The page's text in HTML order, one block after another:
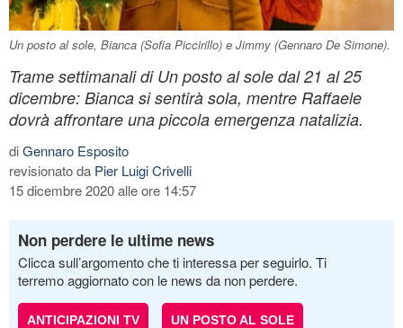
Un posto al sole, Bianca (Sofia Piccirillo) e Jimmy (Gennaro De Simone).
Trame settimanali di Un posto al sole dal 21 al 25
dicembre: Bianca si sentirà sola, mentre Raffaele
dovrà affrontare una piccola emergenza natalizia.
diGennaro Esposito
revisionato da Pier Luigi Crivelli
15 dicembre 2020 alle ore 14:57
Non perdere le ultime news
Clicca sull’argomento che ti interessa per seguirlo. Ti
terremo aggiornato con le news da non perdere.
ANTICIPAZIONI TV UN POSTO AL SOLE